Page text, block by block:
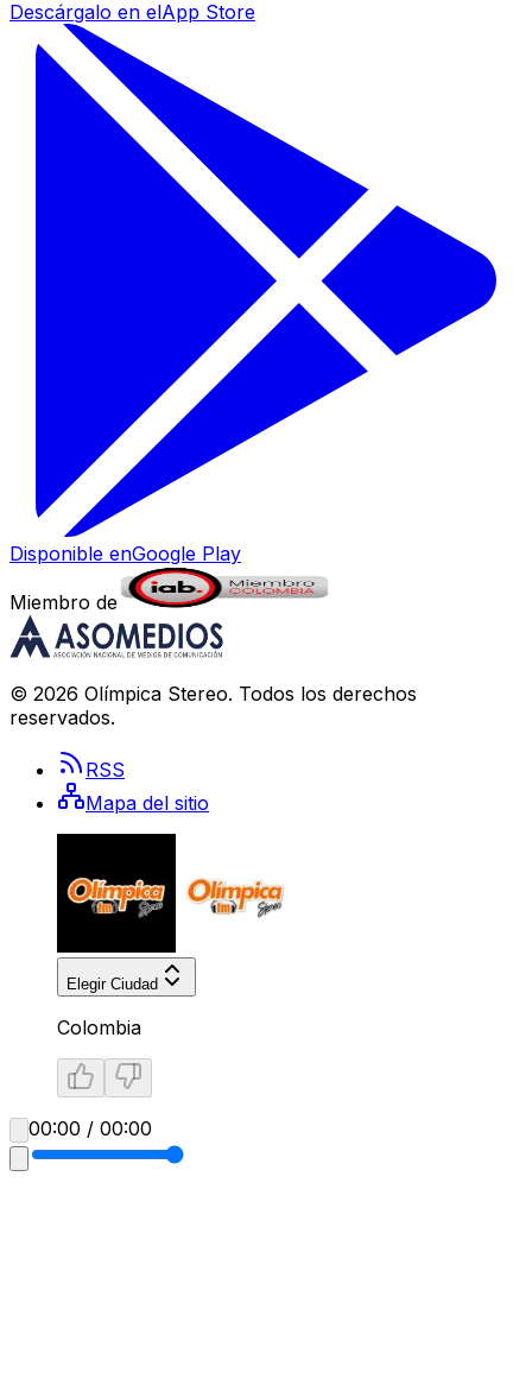
Descárgalo en elApp Store
Disponible enGoogle Play
Miembro de
© 2026 Olímpica Stereo. Todos los derechos
reservados.
RSS
Mapa del sitio
Elegir Ciudad
Colombia
00:00 / 00:00